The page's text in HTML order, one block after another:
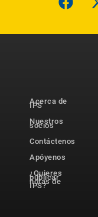
Acerca de
IPS
Nuestros
socios
Contáctenos
Apóyenos
¿Quieres
publicar
notas de
IPS?